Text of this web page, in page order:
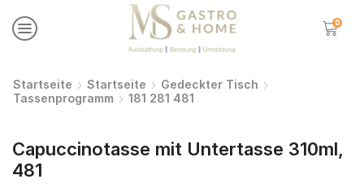
0
Startseite Startseite
Gedeckter Tisch
Tassenprogramm
181 281 481
Capuccinotasse mit Untertasse 310ml,
481